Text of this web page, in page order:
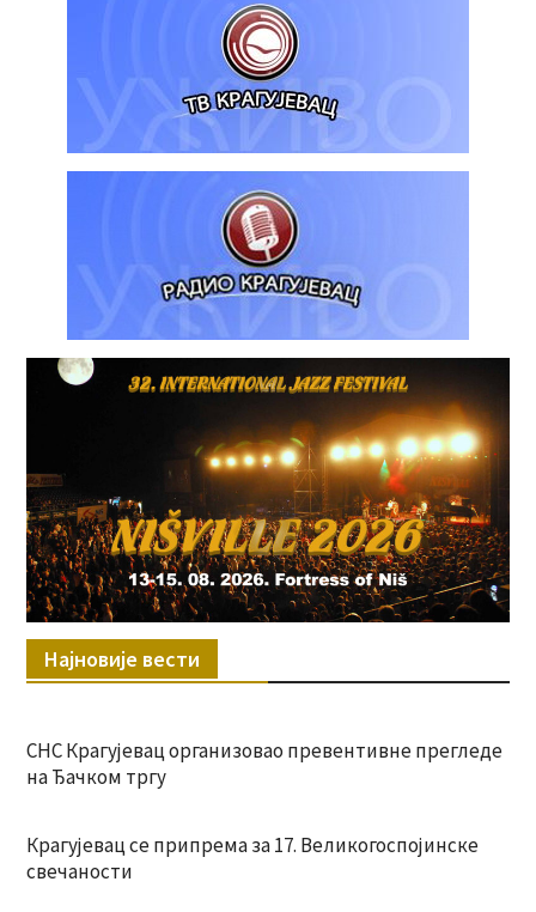
Најновије вести
СНС Крагујевац организовао превентивне прегледе
на Ђачком тргу
Крагујевац се припрема за 17. Великогоспојинске
свечаности